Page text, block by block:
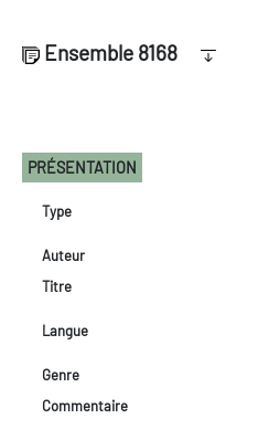
Ensemble 8168
PRÉSENTATION
Type
Auteur
Titre
Langue
Genre
Commentaire